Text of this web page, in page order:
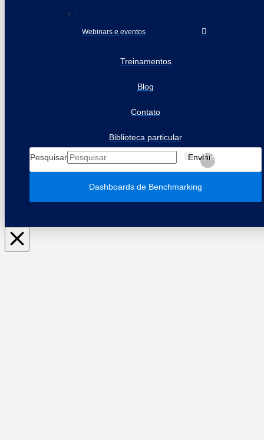
Webinars e eventos
Treinamentos
Blog
Contato
Biblioteca particular
Pesquisar EnviarLimpar
Dashboards de Benchmarking